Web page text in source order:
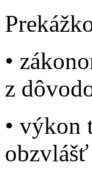
•
z
• výkon